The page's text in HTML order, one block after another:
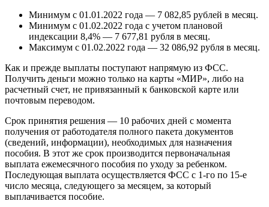
Минимум с 01.01.2022 года — 7 082,85 рублей в месяц.
Минимум с 01.02.2022 года с учетом плановой
индексации 8,4% — 7 677,81 рубля в месяц.
Максимум с 01.02.2022 года — 32 086,92 рубля в месяц.
Как и прежде выплаты поступают напрямую из ФСС.
Получить деньги можно только на карты «МИР», либо на
расчетный счет, не привязанный к банковской карте или
почтовым переводом.
Срок принятия решения — 10 рабочих дней с момента
получения от работодателя полного пакета документов
(сведений, информации), необходимых для назначения
пособия. В этот же срок производится первоначальная
выплата ежемесячного пособия по уходу за ребенком.
Последующая выплата осуществляется ФСС с 1-го по 15-е
число месяца, следующего за месяцем, за который
выплачивается пособие.